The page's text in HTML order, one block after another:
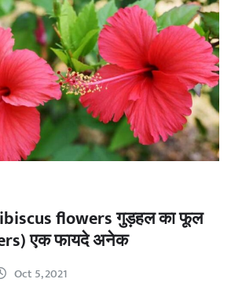
flowers गुड़हल का फूल
एक फायदे अनेक
Oct 5, 2021